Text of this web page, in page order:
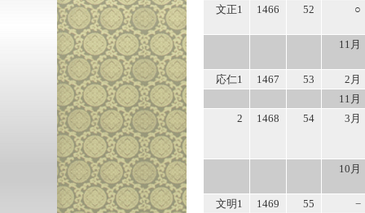
文正1
1466 52 ○
11月
応仁1 1467 53
2月
11月
2
1468 54 3月
10月
文明1 1469 55
−